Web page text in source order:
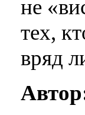
не
тех,
вряд